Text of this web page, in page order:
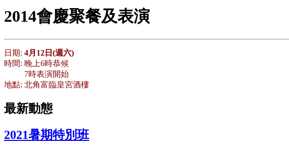
2014會慶聚餐及表演
日期: 4月12日(週六)
時間: 晚上6時恭候
7時表演開始
地點: 北角富臨皇宮酒樓
最新動態
2021暑期特別班